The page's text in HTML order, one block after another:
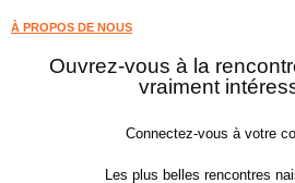
À PROPOS DE NOUS
Ouvrez-vous à la
vraiment
Connectez-vous à votre
Les plus belles rencontres